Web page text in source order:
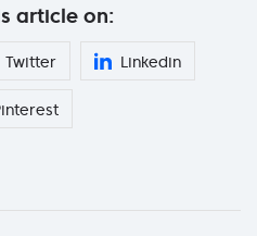
article on:
Twitter Linkedin